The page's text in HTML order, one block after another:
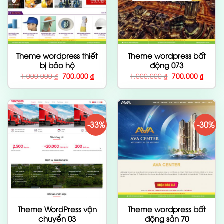
Theme wordpress thiết
bị bảo hộ
1,000,000₫ Giá
gốc
là:
700,000 ₫Giá
hiện
tại
700,000 ₫.
Theme wordpress bất
động 073
1,000,000₫ Giá
gốc
là:
700,000 ₫Giá
hiện
tại
-33%
Theme WordPress vận
chuyển 03
-30%
Theme wordpress bất
động sản 70